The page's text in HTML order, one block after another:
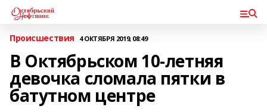
Происшествия 4 ОКТЯБРЯ 2019, 08:49
В Октябрьском 10-летняя
девочка сломала пятки в
батутном центре